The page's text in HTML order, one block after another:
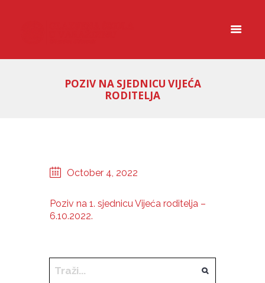
POZIV NA SJEDNICU VIJEĆA
RODITELJA
October 4, 2022
Poziv na 1. sjednicu Vijeća roditelja –
6.10.2022.